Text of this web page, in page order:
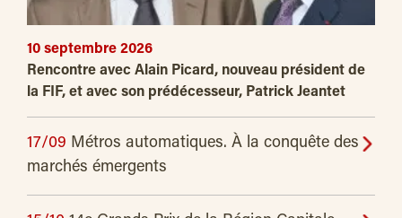
10 septembre 2026
Rencontre avec Alain Picard, nouveau président de
la FIF, et avec son prédécesseur, Patrick Jeantet
17/09 Métros automatiques. À la conquête des
marchés émergents